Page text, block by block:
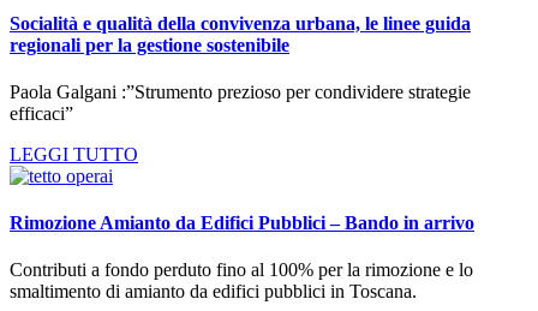
Socialità e qualità della convivenza urbana, le linee guida
regionali per la gestione sostenibile
Paola Galgani :”Strumento prezioso per condividere strategie
efficaci”
LEGGI TUTTO
Rimozione Amianto da Edifici Pubblici – Bando in arrivo
Contributi a fondo perduto fino al 100% per la rimozione e lo
smaltimento di amianto da edifici pubblici in Toscana.